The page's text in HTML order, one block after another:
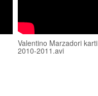
Valentino Marzadori
2010-2011.avi